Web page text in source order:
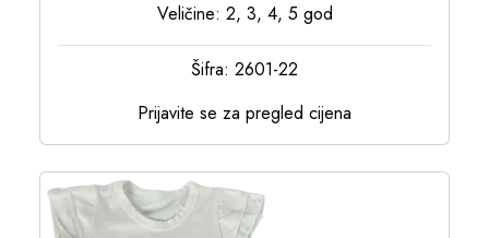
Veličine: 2, 3, 4, 5 god
Šifra: 2601-22
Prijavite se za pregled cijena